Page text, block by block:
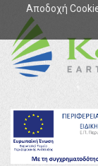
Αποδοχή